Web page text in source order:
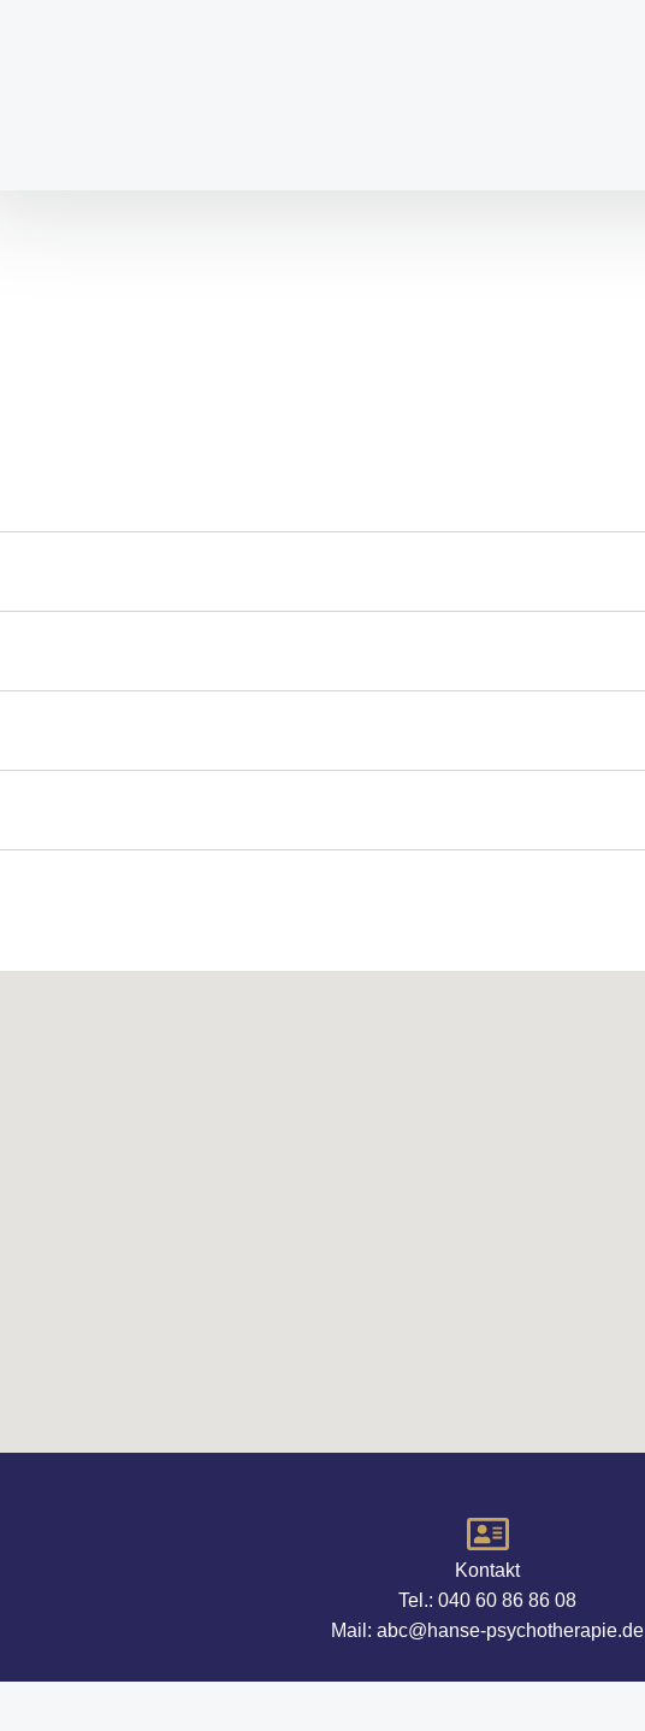
Kontakt
Tel.: 040 60 86 86 08
Mail: abc@hanse-psychotherapie.de